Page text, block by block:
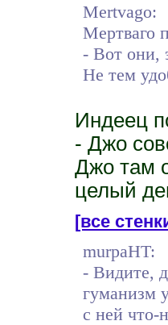
Mertvago:
Мертваго
- Вот они,
Не тем
Индеец
- Джо
Джо там
целый
[все
murpaHT:
- Видите,
гуманизм
с ней что-